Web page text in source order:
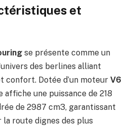
et
se présente comme un
des berlines alliant
confort. Dotée d’un moteur V6
affiche une puissance de 218
de 2987 cm3, garantissant
route dignes des plus